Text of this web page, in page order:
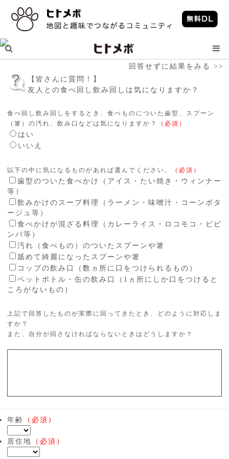
回答せずに結果をみる >>
【皆さんに質問！】
友人との食べ回し飲み回しは気になりますか？
食べ回し飲み回しをするとき、食べものについた歯型、スプーン
（箸）の汚れ、飲み口などは気になりますか？
（必須）
はい
いいえ
以下の中に気になるものがあれば選んでください。 （必須）
歯型のついた食べかけ（アイス・たい焼き・ウィンナー
等）
飲みかけのスープ料理（ラーメン・味噌汁・コーンポタ
ージュ等）
食べかけが混ざる料理（カレーライス・ロコモコ・ビビ
ンバ等）
汚れ（食べもの）のついたスプーンや箸
舐めて綺麗になったスプーンや箸
コップの飲み口（数ヵ所に口をつけられるもの）
ペットボトル・缶の飲み口（1ヵ所にしか口をつけると
ころがないもの）
上記で回答したものが実際に回ってきたとき、どのように対応しま
すか？
また、自分が回さなければならないときはどうしますか？
年齢 （必須）
居住地 （必須）